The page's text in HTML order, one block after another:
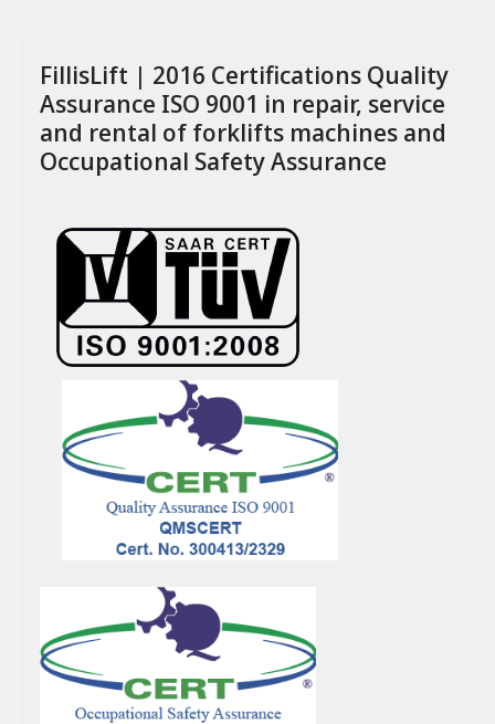
FillisLift | 2016 Certifications Quality
Assurance ISO 9001 in repair, service
and rental of forklifts machines and
Occupational Safety Assurance